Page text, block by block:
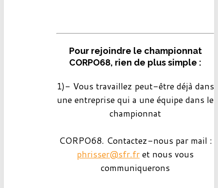
Pour rejoindre le championnat
CORPO68, rien de plus simple :
1)- Vous travaillez peut-être déjà dans
une entreprise qui a une équipe dans le
championnat
CORPO68. Contactez-nous par mail :
phrisser@sfr.fret nous vous
communiquerons